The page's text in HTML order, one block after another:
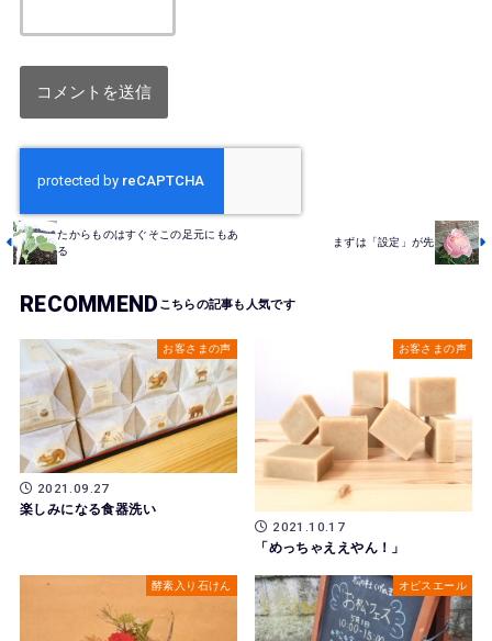
たからものはすぐそこの足元にもあ
る
まずは「設定」が先
RECOMMEND
お客さまの声
2021.09.27
楽しみになる食器洗い
お客さまの声
2021.10.17
「めっちゃええやん！」
酵素入り石けん オピスエール